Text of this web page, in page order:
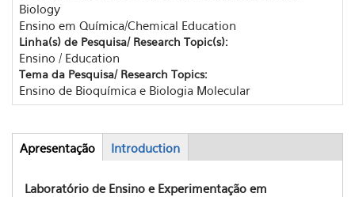
Biology
Ensino em Química/Chemical Education
Linha(s) de Pesquisa/ Research Topic(s):
Ensino / Education
Tema da Pesquisa/ Research Topics:
Ensino de Bioquímica e Biologia Molecular
Abas
Apresentação (active
tab)
Introduction
Laboratório de Ensino e Experimentação em